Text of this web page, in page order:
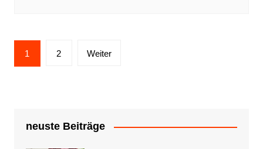
Seitennummerierung
der
1 2 Weiter
neuste Beiträge